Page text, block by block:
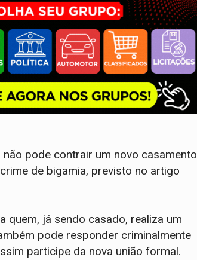
pode contrair um novo casamento
de bigamia, previsto no artigo
quem, já sendo casado, realiza um
pode responder criminalmente
participe da nova união formal.